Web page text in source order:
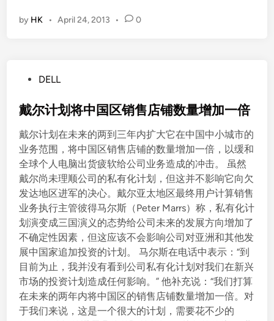
by HK • April 24, 2013 • 0
s
e
d
i
n
DELL
戴尔计划将中国区销售店铺数量增加一倍
戴尔计划在未来的两到三年内扩大它在中国中小城市的
业务范围，将中国区销售店铺的数量增加一倍，以缓和
全球个人电脑出货疲软给公司业务造成的冲击。 虽然
戴尔尚未理顺公司的私有化计划，但这并不影响它向欠
发达地区进军的决心。戴尔亚太地区最终用户计算销售
业务执行主管彼得马尔斯（Peter Marrs）称，私有化计
划演变成三国演义的态势给公司未来的发展方向增加了
不确定性因素，但这应该不会影响公司对亚洲和其他发
展中国家追加投资的计划。 马尔斯在电话中表示：“到
目前为止，我并没有看到公司私有化计划对我们在新兴
市场的投资计划造成任何影响。” 他补充说：“我们打算
在未来的两年内将中国区的销售店铺数量增加一倍。对
于我们来说，这是一个很大的计划，需要花不少的